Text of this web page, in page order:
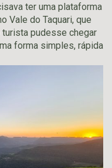
ter uma plataforma
Vale do Taquari, que
pudesse chegar
forma simples, rápida